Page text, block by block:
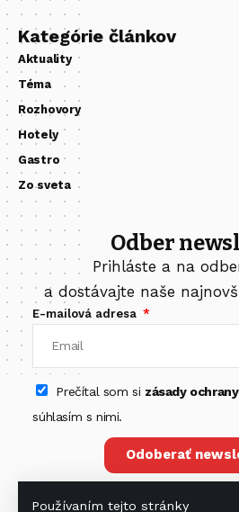
Používaním tejto stránky
Kategórie článkov
Aktuality
Téma
Rozhovory
Hotely
Gastro
Zo sveta
Odber
Prihláste a na
a dostávajte naše
E-mailová adresa
Prečítal som si zásady
súhlasím s nimi.
Odoberať